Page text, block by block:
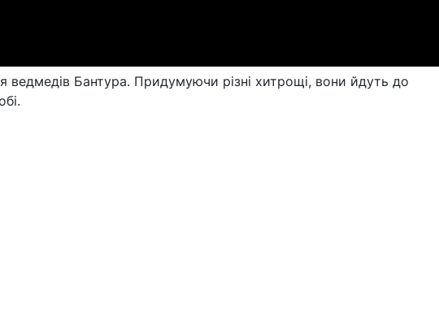
ведмедів Бантура. Придумуючи різні хитрощі, вони йдуть до